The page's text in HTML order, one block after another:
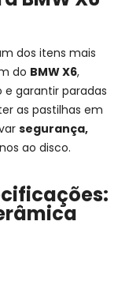
dos itens mais
do BMW X6,
e garantir paradas
as pastilhas em
segurança,
ao disco.